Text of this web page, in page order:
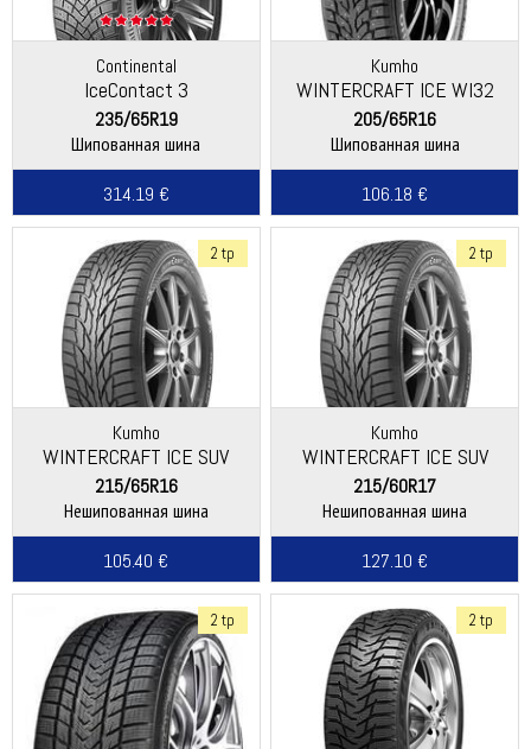
Continental
IceContact 3
235/65R19
Шипованная шина
314.19 €
Kumho
WINTERCRAFT ICE WI32
205/65R16
Шипованная шина
106.18 €
2 tp
Kumho
WINTERCRAFT ICE SUV
WS51
215/65R16
Нешипованная шина
105.40 €
2 tp
Kumho
WINTERCRAFT ICE SUV
WS51
215/60R17
Нешипованная шина
127.10 €
2 tp 2 tp